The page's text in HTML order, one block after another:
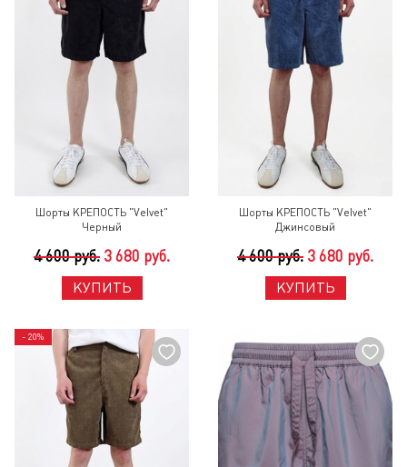
Шорты КРЕПОСТЬ "Velvet"
Черный
4 600 руб. 3 680 руб.
КУПИТЬ
Шорты КРЕПОСТЬ "Velvet"
Джинсовый
4 600 руб. 3 680 руб.
КУПИТЬ
- 20%